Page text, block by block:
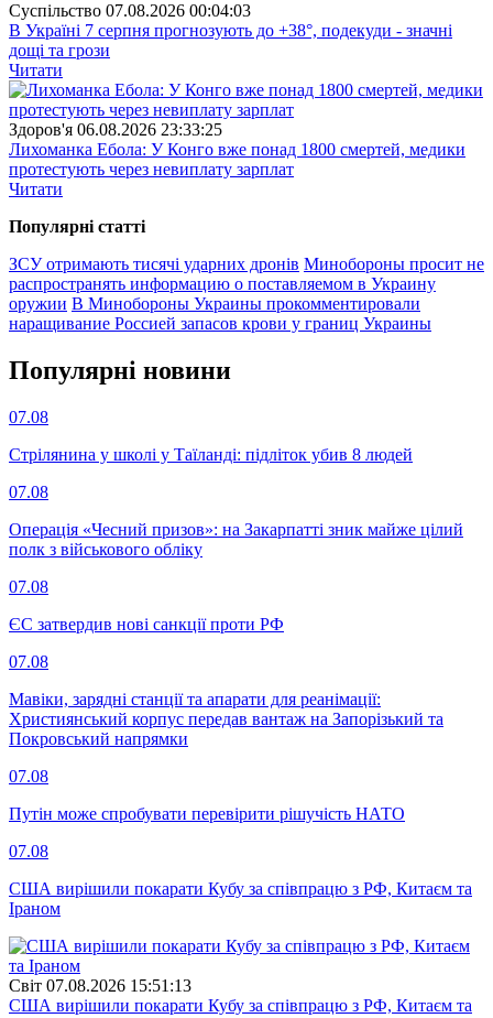
Суспiльство 07.08.2026 00:04:03
В Україні 7 серпня прогнозують до +38°, подекуди - значні
дощі та грози
Читати
Здоров'я 06.08.2026 23:33:25
Лихоманка Ебола: У Конго вже понад 1800 смертей, медики
протестують через невиплату зарплат
Читати
Популярнi статтi
ЗСУ отримають тисячі ударних дронів Минобороны просит не
распространять информацию о поставляемом в Украину
оружии В Минобороны Украины прокомментировали
наращивание Россией запасов крови у границ Украины
Популярнi новини
07.08
Стрілянина у школі у Таїланді: підліток убив 8 людей
07.08
Операція «Чесний призов»: на Закарпатті зник майже цілий
полк з військового обліку
07.08
ЄС затвердив нові санкції проти РФ
07.08
Мавіки, зарядні станції та апарати для реанімації:
Християнський корпус передав вантаж на Запорізький та
Покровський напрямки
07.08
Путін може спробувати перевірити рішучість НАТО
07.08
США вирішили покарати Кубу за співпрацю з РФ, Китаєм та
Іраном
Свiт 07.08.2026 15:51:13
США вирішили покарати Кубу за співпрацю з РФ, Китаєм та